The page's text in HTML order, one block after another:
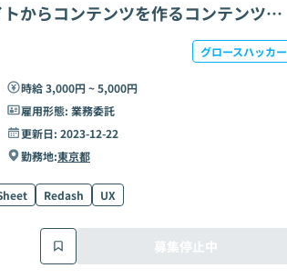
からコンテンツを作るコンテンツデ
グロースハッカー
時給 3,000円 ~ 5,000円
雇用形態: 業務委託
更新日: 2023-12-22
勤務地:東京都
Redash UX
募集停止中